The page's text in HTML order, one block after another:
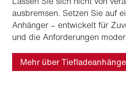
ausbremsen. Setzen Sie auf
Anhänger – entwickelt für
und die Anforderungen
Mehr über